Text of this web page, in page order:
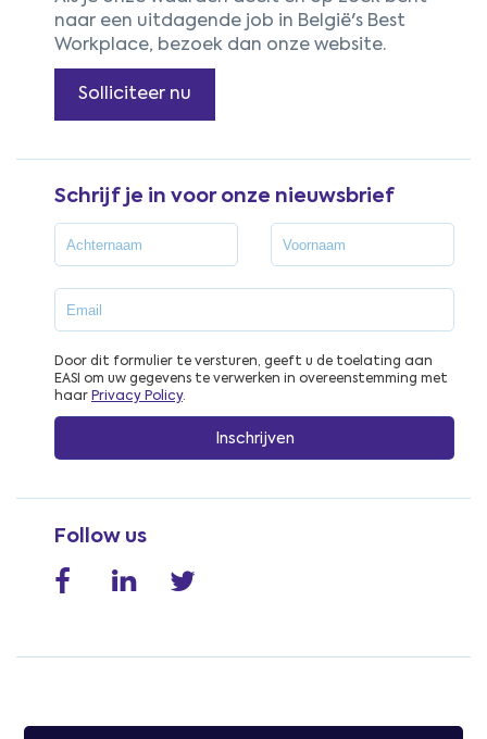
naar een uitdagende job in België's Best
Workplace, bezoek dan onze website.
Solliciteer nu
Schrijf je in voor onze nieuwsbrief
Door dit formulier te versturen, geeft u de toelating aan
EASI om uw gegevens te verwerken in overeenstemming met
haar Privacy Policy.
Follow us